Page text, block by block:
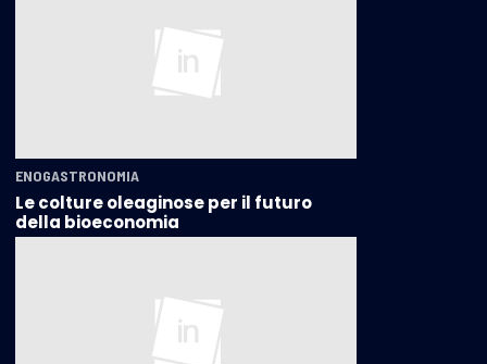
ENOGASTRONOMIA
Le colture oleaginose per il futuro
della bioeconomia